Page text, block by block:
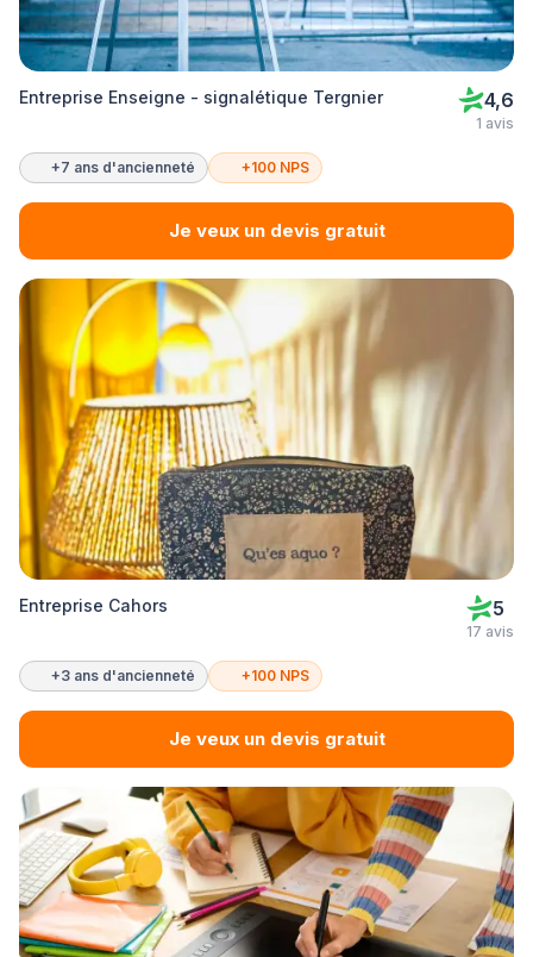
Entreprise Enseigne - signalétique Tergnier 4,6
1 avis
+7 ans d'ancienneté +100 NPS
Je veux un devis gratuit
Entreprise Cahors 5
17 avis
+3 ans d'ancienneté +100 NPS
Je veux un devis gratuit